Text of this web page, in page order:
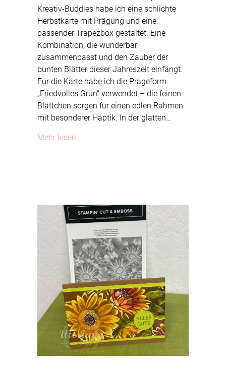
Kreativ-Buddies habe ich eine schlichte
Herbstkarte mit Prägung und eine
passender Trapezbox gestaltet. Eine
Kombination, die wunderbar
zusammenpasst und den Zauber der
bunten Blätter dieser Jahreszeit einfängt.
Für die Karte habe ich die Prägeform
„Friedvolles Grün“ verwendet – die feinen
Blättchen sorgen für einen edlen Rahmen
mit besonderer Haptik. In der glatten…
Mehr lesen